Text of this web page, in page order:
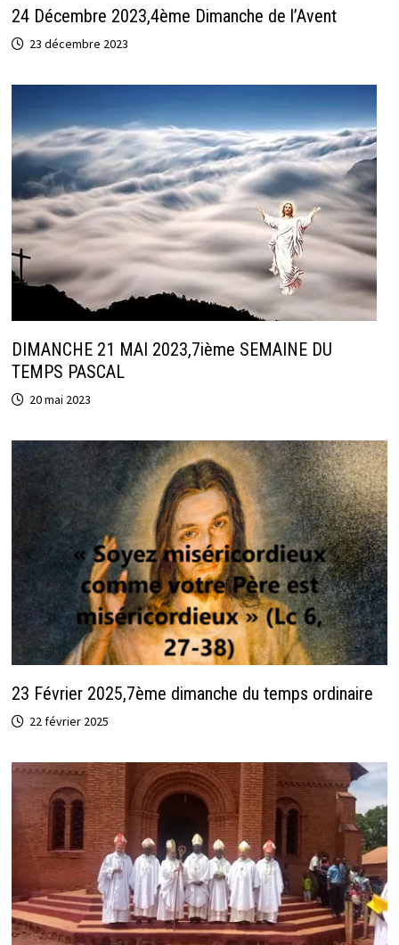
24 Décembre 2023,4ème Dimanche de l’Avent
23 décembre 2023
DIMANCHE 21 MAI 2023,7ième SEMAINE DU
TEMPS PASCAL
20 mai 2023
23 Février 2025,7ème dimanche du temps ordinaire
22 février 2025